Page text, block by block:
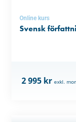
Online kurs
Svensk
2 995 kr exkl.